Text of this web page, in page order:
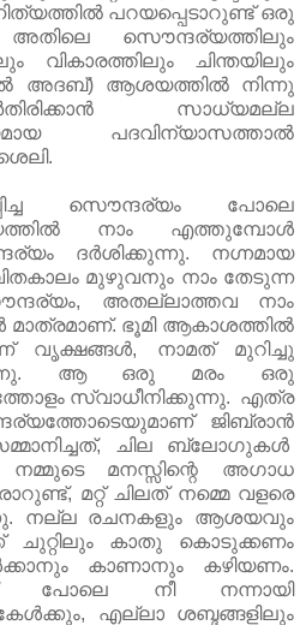
പറയപ്പെടാറുണ്ട് ഒരു
സൌന്ദര്യത്തിലും
വികാരത്തിലും ചിന്തയിലും
അദബ്) ആശയത്തില്‍ നിന്നു
സാധ്യമല്ല
പദവിന്യാസത്താല്‍
സൌന്ദര്യം പോലെ
നാം എത്തുമ്പോള്‍
ദര്‍ശിക്കുന്നു. നഗ്നമായ
മുഴുവനും നാം തേടുന്ന
അതല്ലാത്തവ നാം
മാത്രമാണ്. ഭൂമി ആകാശത്തില്‍
വൃക്ഷങ്ങള്‍, നാമത് മുറിച്ചു
ആ ഒരു മരം ഒരു
സ്വാധീനിക്കുന്നു. എത്ര
ജിബ്രാന്‍
ചില ബ്ലോഗുകള്‍
മനസ്സിന്റെ അഗാധ
മറ്റ് ചിലത് നമ്മെ വളരെ
നല്ല രചനകളും ആശയവും
ചുറ്റിലും കാതു കൊടുക്കണം
കാണാനും കഴിയണം.
പോലെ നീ നന്നായി
എല്ലാ ശബ്ദങ്ങളിലും